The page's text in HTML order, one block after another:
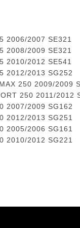
2006/2007 SE321
2008/2009 SE321
2010/2012 SE541
2012/2013 SG252
250 2009/2009
250 2011/2012
2007/2009 SG162
2012/2013 SG251
2005/2006 SG161
2010/2012 SG221